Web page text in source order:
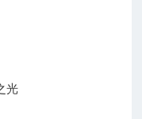
光